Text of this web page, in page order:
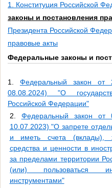
1. Конституция Российской
законы и постановления
Президента Российской
правовые акты
Федеральные законы и
1. Федеральный закон
08.08.2024) "О
Российской Федерации"
2. Федеральный закон
10.07.2023) "О запрете
и иметь счета (вклады),
средства и ценности в
за пределами территории
(или) пользоваться
инструментами"